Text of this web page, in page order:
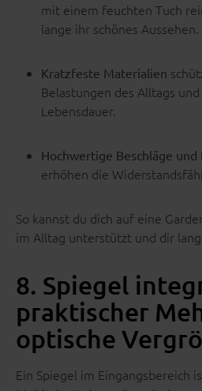
mit einem feuchten Tuch
lange ihr schönes Aussehen.
Kratzfeste Materialien
Belastungen des Alltags
Lebensdauer.
Hochwertige Beschläge und
erhöhen die
So kannst du dich auf eine
im Alltag unterstützt und dir
8. Spiegel
praktischer
optische
Ein Spiegel im Eingangsbereich